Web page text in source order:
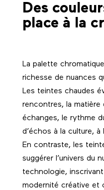
Des
place à la
La palette
richesse de nuances
Les teintes chaudes
rencontres, la matière
échanges, le rythme
d’échos à la culture, à
En contraste, les
suggérer l’univers du
technologie,
modernité créative et